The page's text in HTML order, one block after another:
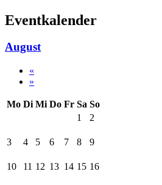
Eventkalender
August
«
»
Mo Di Mi Do Fr Sa So
1
2
3 4 5 6 7 8 9
10 11 12 13 14 15 16